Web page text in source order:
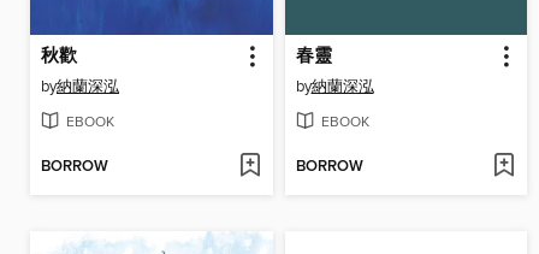
秋歡
by納蘭深泓
EBOOK
BORROW
春靈
by納蘭深泓
EBOOK
BORROW